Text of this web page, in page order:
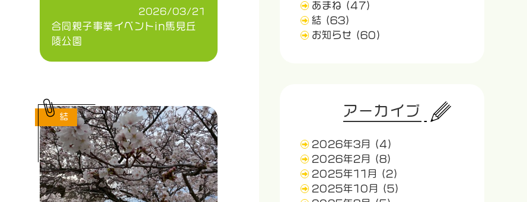
2026/03/21
合同親子事業イベントin馬見丘
陵公園
結
あまね
(47)
結 (63)
お知らせ
(60)
アーカイブ
2026年3月
(4)
2026年2月
(8)
2025年11月
(2)
2025年10月
(5)